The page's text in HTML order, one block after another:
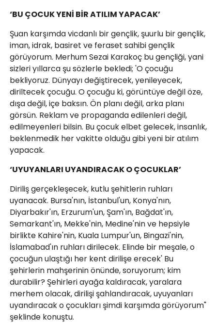
‘BU ÇOCUK YENİ BİR ATILIM YAPACAK’
Şuan karşımda vicdanlı bir gençlik, şuurlu bir gençlik,
iman, idrak, basiret ve feraset sahibi gençlik
görüyorum. Merhum Sezai Karakoç bu gençliği, yani
sizleri yıllarca şu sözlerle bekledi; 'O çocuğu
bekliyoruz. Dünyayı değiştirecek, yenileyecek,
diriltecek çocuğu. O çocuğu ki, görüntüye değil öze,
dışa değil, içe baksın. Ön planı değil, arka planı
görsün. Reklam ve propaganda edilenleri değil,
edilmeyenleri bilsin. Bu çocuk elbet gelecek, insanlık,
beklenmedik her vakitte olduğu gibi yeni bir atılım
yapacak.
‘UYUYANLARI UYANDIRACAK O ÇOCUKLAR’
Diriliş gerçekleşecek, kutlu şehitlerin ruhları
uyanacak. Bursa'nın, İstanbul'un, Konya'nın,
Diyarbakır'ın, Erzurum'un, Şam'ın, Bağdat'ın,
Semarkant'ın, Mekke'nin, Medine'nin ve hepsiyle
birlikte Kahire'nin, Kuala Lumpur'un, Bingazi'nin,
İslamabad'ın ruhları dirilecek. Elinde bir meşale, o
çocuğun ulaştığı her kent dirilişe erecek' Bu
şehirlerin mahşerinin önünde, soruyorum; kim
durabilir? Şehirleri ayağa kaldıracak, yaralara
merhem olacak, dirilişi şahlandıracak, uyuyanları
uyandıracak o çocukları şimdi karşımda görüyorum"
şeklinde konuştu.